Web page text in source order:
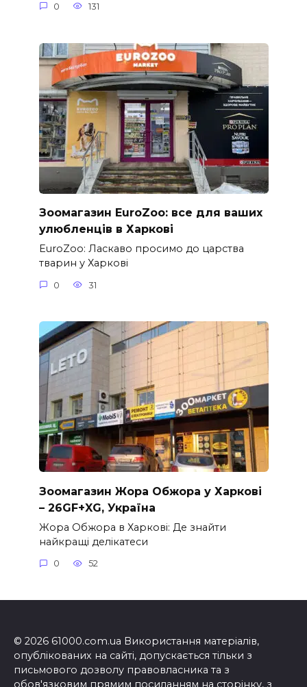
0 131
Зоомагазин EuroZoo: все для ваших
улюбленців в Харкові
EuroZoo: Ласкаво просимо до царства
тварин у Харкові
0 31
Зоомагазин Жора Обжора у Харкові
– 26GF+XG, Україна
Жора Обжора в Харкові: Де знайти
найкращі делікатеси
0 52
© 2026 61000.com.ua Використання матеріалів,
опублікованих на сайті, допускається тільки з
письмового дозволу правовласника та з
обов'язковим прямим посиланням на сторінку, з